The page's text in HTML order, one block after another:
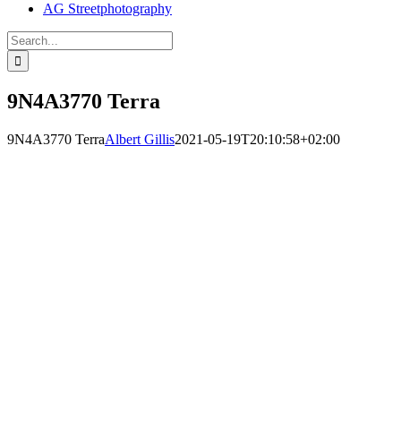
AG Streetphotography
Search
for:
9N4A3770 Terra
9N4A3770 TerraAlbert Gillis2021-05-19T20:10:58+02:00